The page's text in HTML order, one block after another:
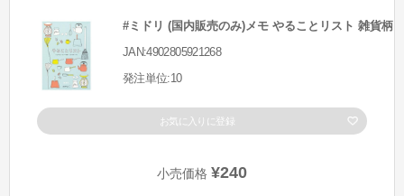
#ミドリ (国内販売のみ)メモ やることリスト 雑貨柄
JAN:4902805921268
発注単位:10
お気に入りに登録
小売価格 ¥240